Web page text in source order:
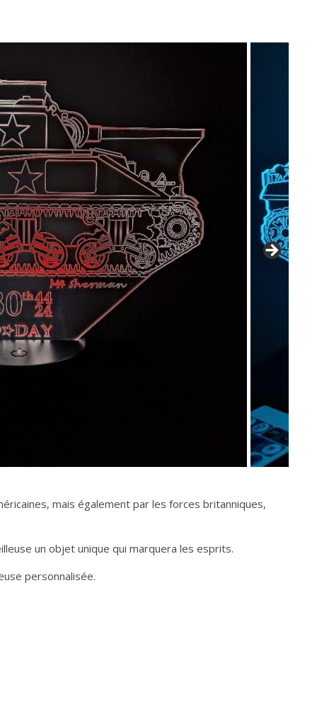
mais également par les forces britanniques,
un objet unique qui marquera les esprits.
personnalisée.